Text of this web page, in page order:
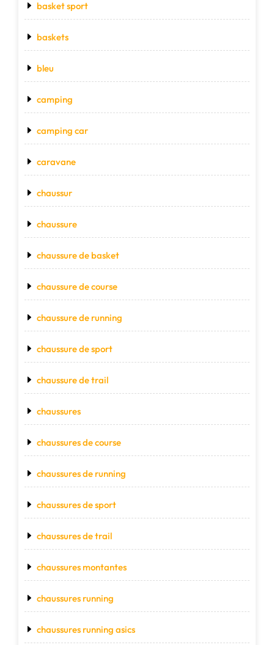
basket sport
baskets
bleu
camping
camping car
caravane
chaussur
chaussure
chaussure de basket
chaussure de course
chaussure de running
chaussure de sport
chaussure de trail
chaussures
chaussures de course
chaussures de running
chaussures de sport
chaussures de trail
chaussures montantes
chaussures running
chaussures running asics